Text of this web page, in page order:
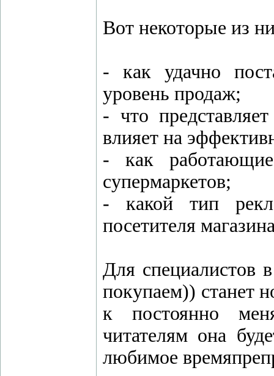
Вот некоторые из
- как удачно
уровень продаж;
- что
влияет на
- как
супермаркетов;
- какой тип
посетителя
Для специалистов
покупаем)) станет
к постоянно
читателям она
любимое